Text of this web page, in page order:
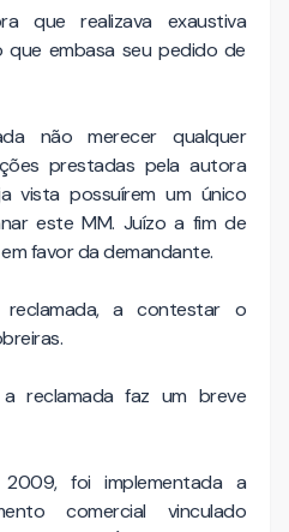
que realizava exaustiva
que embasa seu pedido de
não merecer qualquer
prestadas pela autora
vista possuírem um único
este MM. Juízo a fim de
favor da demandante.
reclamada, a contestar o
reclamada faz um breve
foi implementada a
comercial vinculado